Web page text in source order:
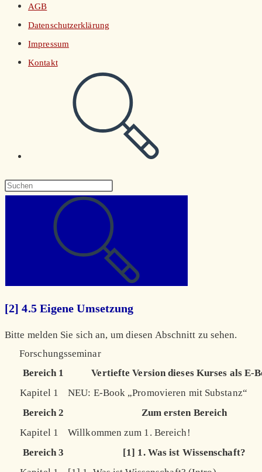
AGB
Datenschutzerklärung
Impressum
Kontakt
Diese
durchsuchen
[2] 4.5 Eigene Umsetzung
Bitte melden Sie sich an, um diesen Abschnitt zu sehen.
Forschungsseminar
Bereich 1
Vertiefte Version dieses Kurses als E-
Kapitel 1
NEU: E-Book „Promovieren mit Substanz“
Bereich 2
Zum ersten Bereich
Kapitel 1
Willkommen zum 1. Bereich!
Bereich 3
[1] 1. Was ist Wissenschaft?